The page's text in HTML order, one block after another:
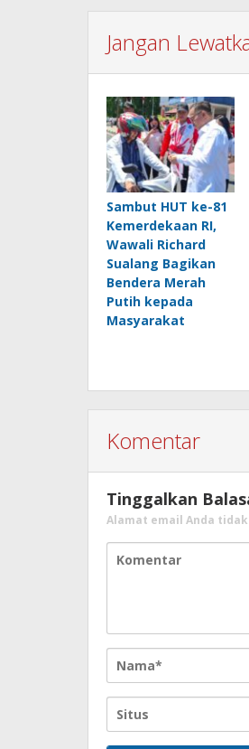
Jangan
Sambut HUT ke-81
Kemerdekaan RI,
Wawali Richard
Sualang Bagikan
Bendera Merah
Putih kepada
Masyarakat
Komentar
Tinggalkan
Alamat email Anda